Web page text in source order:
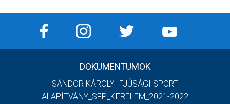
DOKUMENTUMOK
SÁNDOR KÁROLY IFJÚSÁGI SPORT
ALAPÍTVÁNY_SFP_KERELEM_2021-2022